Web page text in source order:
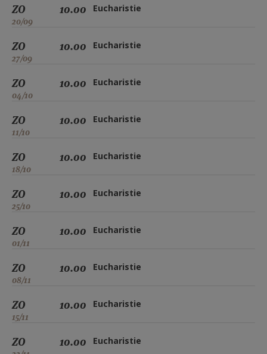
ZO
20/09
10.00 Eucharistie
ZO
27/09
10.00 Eucharistie
ZO
04/10
10.00 Eucharistie
ZO
11/10
10.00 Eucharistie
ZO
18/10
10.00 Eucharistie
ZO
25/10
10.00 Eucharistie
ZO
01/11
10.00 Eucharistie
ZO
08/11
10.00 Eucharistie
ZO
15/11
10.00 Eucharistie
ZO 10.00 Eucharistie